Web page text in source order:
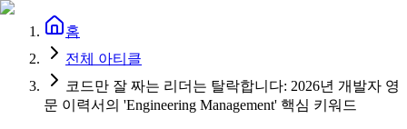
홈
전체 아티클
코드만 잘 짜는 리더는 탈락합니다: 2026년 개발자 영
문 이력서의 'Engineering Management' 핵심 키워드